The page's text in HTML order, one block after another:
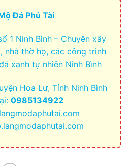
Đá Phú Tài
1 Ninh Bình – Chuyên xây
nhà thờ họ, các công trình
xanh tự nhiên Ninh Bình
Hoa Lư, Tỉnh Ninh Bình
0985134922